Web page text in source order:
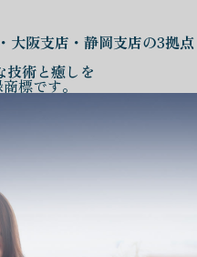
大阪支店・静岡支店の3拠点
技術と癒しを
標です。